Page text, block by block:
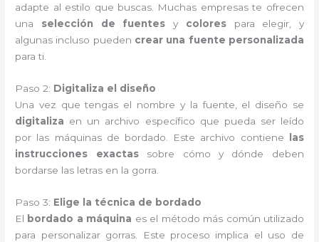
adapte al estilo que buscas. Muchas empresas te ofrecen
una selección de fuentes y colorespara elegir, y
algunas incluso pueden crear una fuente personalizada
para ti.
Paso 2: Digitaliza el diseño
Una vez que tengas el nombre y la fuente, el diseño se
digitaliza en un archivo específico que pueda ser leído
por las máquinas de bordado. Este archivo contiene
las
instrucciones exactassobre cómo y dónde deben
bordarse las letras en la gorra.
Paso 3: Elige la técnica de bordado
El bordado a máquina es el método más común utilizado
para personalizar gorras. Este proceso implica el uso de